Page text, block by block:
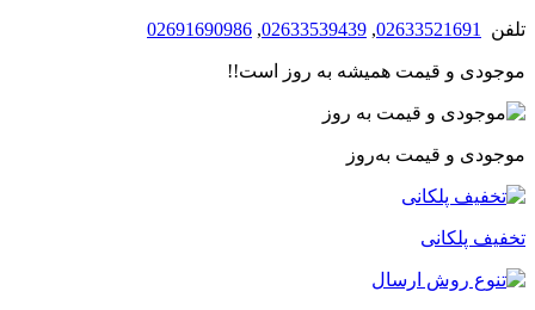
تلفن 02633521691
,
02633539439
,
02691690986
موجودی و قیمت همیشه به روز است!!
موجودی و قیمت به‌روز
تخفیف پلکانی